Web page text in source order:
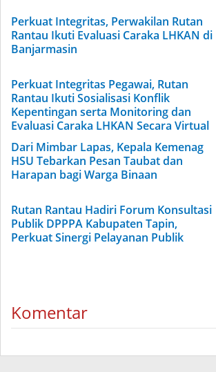
Perkuat Integritas, Perwakilan Rutan
Rantau Ikuti Evaluasi Caraka LHKAN di
Banjarmasin
Perkuat Integritas Pegawai, Rutan
Rantau Ikuti Sosialisasi Konflik
Kepentingan serta Monitoring dan
Evaluasi Caraka LHKAN Secara Virtual
Dari Mimbar Lapas, Kepala Kemenag
HSU Tebarkan Pesan Taubat dan
Harapan bagi Warga Binaan
Rutan Rantau Hadiri Forum Konsultasi
Publik DPPPA Kabupaten Tapin,
Perkuat Sinergi Pelayanan Publik
Komentar